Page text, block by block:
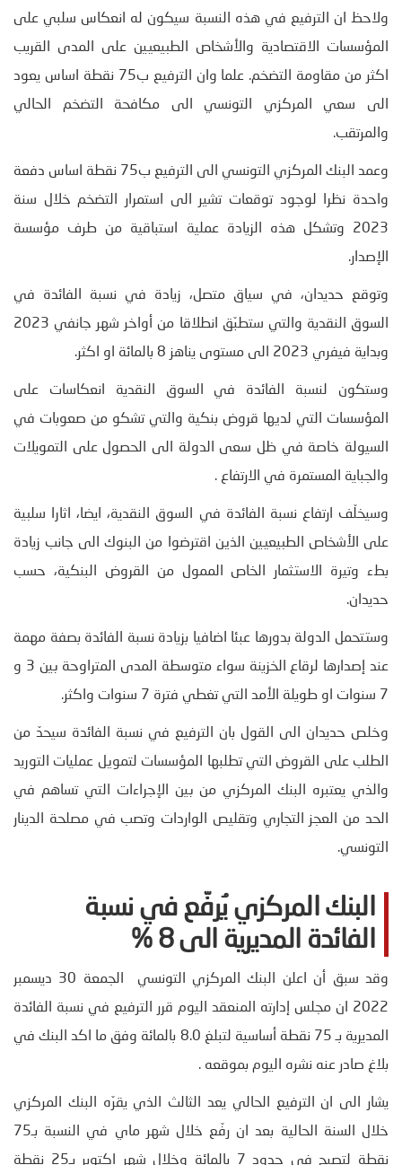
ولاحظ ان الترفيع في هذه النسبة سيكون له انعكاس سلبي على
المؤسسات الاقتصادية والأشخاص الطبيعيين على المدى القريب
اكثر من مقاومة التضخم. علما وان الترفيع ب75 نقطة اساس يعود
الى سعي المركزي التونسي الى مكافحة التضخم الحالي
والمرتقب.
وعمد البنك المركزي التونسي الى الترفيع ب75 نقطة اساس دفعة
واحدة نظرا لوجود توقعات تشير الى استمرار التضخم خلال سنة
2023 وتشكل هذه الزيادة عملية استباقية من طرف مؤسسة
الإصدار.
وتوقع حديدان، في سياق متصل، زيادة في نسبة الفائدة في
السوق النقدية والتي ستطبّق انطلاقا من أواخر شهر جانفي 2023
وبداية فيفري 2023 الى مستوى يناهز 8 بالمائة او اكثر.
وستكون لنسبة الفائدة في السوق النقدية انعكاسات على
المؤسسات التي لديها قروض بنكية والتي تشكو من صعوبات في
السيولة خاصة في ظل سعى الدولة الى الحصول على التمويلات
والجباية المستمرة في الارتفاع .
وسيخلّف ارتفاع نسبة الفائدة في السوق النقدية، ايضا، اثارا سلبية
على الأشخاص الطبيعيين الذين اقترضوا من البنوك الى جانب زيادة
بطء وتيرة الاستثمار الخاص الممول من القروض البنكية، حسب
حديدان.
وستتحمل الدولة بدورها عبئا اضافيا بزيادة نسبة الفائدة بصفة مهمة
عند إصدارها لرقاع الخزينة سواء متوسطة المدى المتراوحة بين 3 و
7 سنوات او طويلة الأمد التي تغطي فترة 7 سنوات واكثر.
وخلص حديدان الى القول بان الترفيع في نسبة الفائدة سيحدّ من
الطلب على القروض التي تطلبها المؤسسات لتمويل عمليات التوريد
والذي يعتبره البنك المركزي من بين الإجراءات التي تساهم في
الحد من العجز التجاري وتقليص الواردات وتصب في مصلحة الدينار
التونسي.
البنك المركزي يُرفّع في نسبة
الفائدة المديرية الى 8
%
وقد سبق أن اعلن البنك المركزي التونسي الجمعة 30 ديسمبر
2022 ان مجلس إدارته المنعقد اليوم قرر الترفيع في نسبة الفائدة
المديرية بـ 75 نقطة أساسية لتبلغ 8.0 بالمائة وفق ما اكد البنك في
بلاغ صادر عنه نشره اليوم بموقعه .
يشار الى ان الترفيع الحالي يعد الثالث الذي يقرّه البنك المركزي
خلال السنة الحالية بعد ان رفّع خلال شهر ماي في النسبة بـ75
نقطة لتصبح في حدود 7 بالمائة وخلال شهر اكتوبر بـ25 نقطة